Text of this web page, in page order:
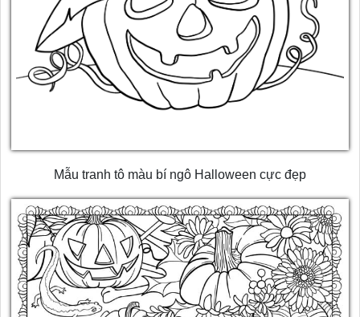
Mẫu tranh tô màu bí ngô Halloween cực đẹp